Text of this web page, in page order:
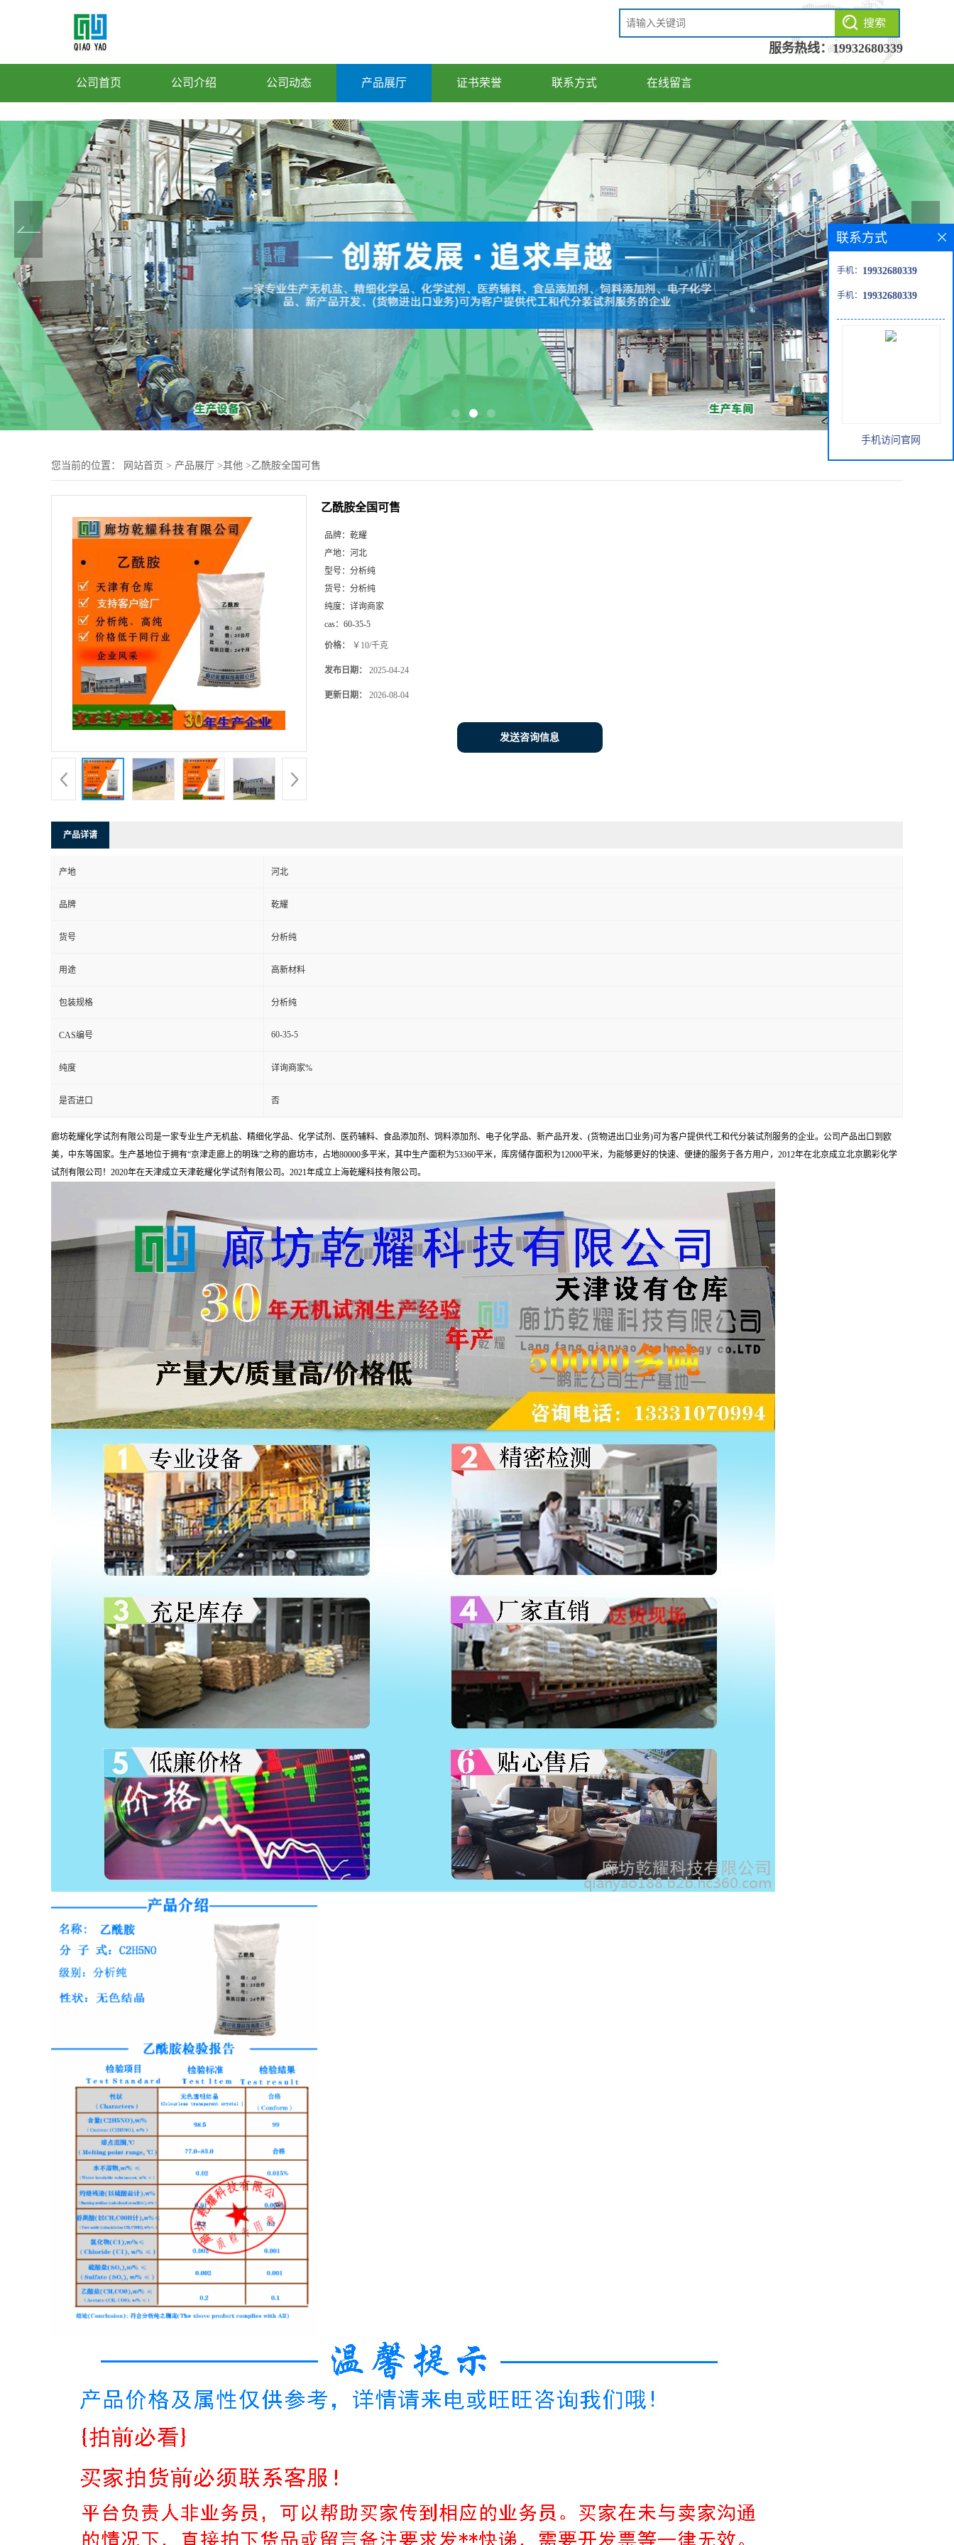
服务热线：19932680339
公司首页 公司介绍 公司动态 产品展厅 证书荣誉 联系方式 在线留言
您当前的位置： 网站首页 > 产品展厅 >其他 >乙酰胺全国可售
乙酰胺全国可售
品牌： 乾耀
产地： 河北
型号： 分析纯
货号： 分析纯
纯度： 详询商家
cas： 60-35-5
价格： ￥10/千克
发布日期： 2025-04-24
更新日期： 2026-08-04
发送咨询信息
产品详请
产地 河北
品牌 乾耀
货号 分析纯
用途 高新材料
包装规格 分析纯
CAS编号 60-35-5
纯度 详询商家%
是否进口 否
廊坊乾耀化学试剂有限公司是一家专业生产无机盐、精细化学品、化学试剂、医药辅料、食品添加剂、饲料添加剂、电子化学品、新产品开发、(货物进出口业务)可为客户提供代工和代分装试剂服务的企业。公司产品出口到欧
美，中东等国家。生产基地位于拥有“京津走廊上的明珠”之称的廊坊市，占地80000多平米，其中生产面积为53360平米，库房储存面积为12000平米，为能够更好的快速、便捷的服务于各方用户，2012年在北京成立北京鹏彩化学
试剂有限公司！2020年在天津成立天津乾耀化学试剂有限公司。2021年成立上海乾耀科技有限公司。
联系方式
手机： 19932680339
手机： 19932680339
手机访问官网